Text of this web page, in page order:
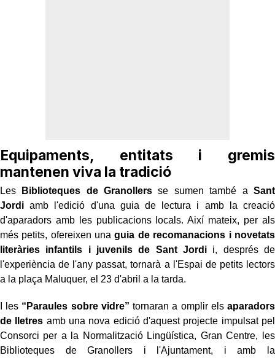
Equipaments, entitats i gremis
mantenen viva la tradició
Les Biblioteques de Granollers se sumen també a Sant
Jordi amb l'edició d'una guia de lectura i amb la creació
d'aparadors amb les publicacions locals. Així mateix, per als
més petits, ofereixen unaguia de recomanacions i novetats
literàries infantils i juvenils de Sant Jordii, després de
l'experiència de l'any passat, tornarà a l'Espai de petits lectors
a la plaça Maluquer, el 23 d'abril a la tarda.
I les “Paraules sobre vidre” tornaran a omplir elsaparadors
de lletres amb una nova edició d'aquest projecte impulsat pel
Consorci per a la Normalització Lingüística, Gran Centre, les
Biblioteques de Granollers i l'Ajuntament, i amb la